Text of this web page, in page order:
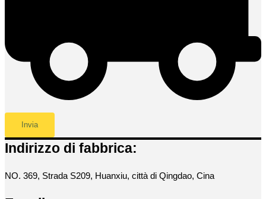
Indirizzo di fabbrica:
NO. 369, Strada S209, Huanxiu, città di Qingdao, Cina